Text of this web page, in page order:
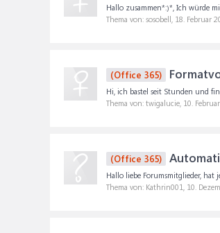
Hallo zusammen*:)*, Ich würde
Thema von: sosobell, 18. Februar
(Office 365)
Hi, ich bastel seit Stunden und
Thema von: twigalucie, 10.
(Office 365)
Hallo liebe Forumsmitglieder, hat
Thema von: Kathrin001, 10.